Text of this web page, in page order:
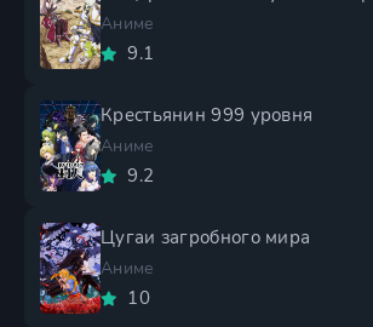
Аниме
9.1
Крестьянин 999 уровня
Аниме
9.2
Цугаи загробного мира
Аниме
10